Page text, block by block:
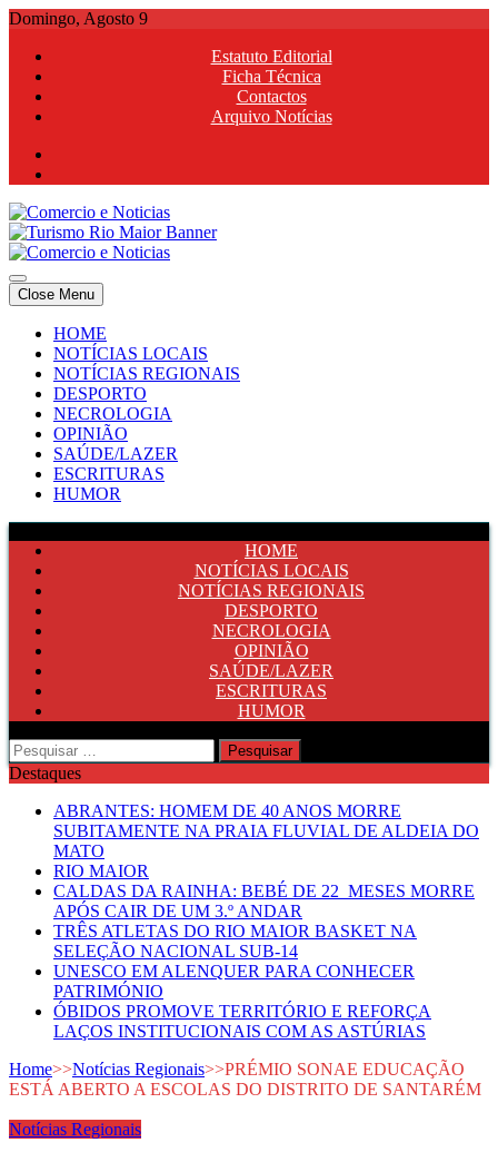
Skip
content
Domingo, Agosto 9
Estatuto Editorial
Ficha Técnica
Contactos
Arquivo Notícias
Comercio e Noticias
Notícias e Publicidade Online
Comercio e Noticias
Notícias e Publicidade Online
Close Menu
HOME
NOTÍCIAS LOCAIS
NOTÍCIAS REGIONAIS
DESPORTO
NECROLOGIA
OPINIÃO
SAÚDE/LAZER
ESCRITURAS
HUMOR
HOME
NOTÍCIAS LOCAIS
NOTÍCIAS REGIONAIS
DESPORTO
NECROLOGIA
OPINIÃO
SAÚDE/LAZER
ESCRITURAS
HUMOR
Pesquisar
por:
Destaques
ABRANTES: HOMEM DE 40 ANOS MORRE
SUBITAMENTE NA PRAIA FLUVIAL DE ALDEIA DO
MATO
RIO MAIOR
CALDAS DA RAINHA: BEBÉ DE 22 MESES MORRE
APÓS CAIR DE UM 3.º ANDAR
TRÊS ATLETAS DO RIO MAIOR BASKET NA
SELEÇÃO NACIONAL SUB-14
UNESCO EM ALENQUER PARA CONHECER
PATRIMÓNIO
ÓBIDOS PROMOVE TERRITÓRIO E REFORÇA
LAÇOS INSTITUCIONAIS COM AS ASTÚRIAS
Home>>Notícias Regionais>>PRÉMIO SONAE EDUCAÇÃO
ESTÁ ABERTO A ESCOLAS DO DISTRITO DE SANTARÉM
Notícias Regionais